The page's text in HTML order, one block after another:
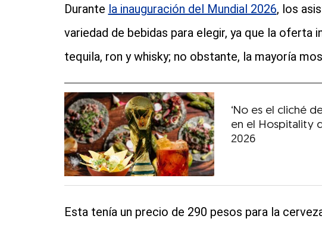
Durante la inauguración del Mundial 2026, los
variedad de bebidas para elegir, ya que la oferta
tequila, ron y whisky; no obstante, la mayoría
‘No es el cliché
en el Hospitality
2026
Esta tenía un precio de 290 pesos para la